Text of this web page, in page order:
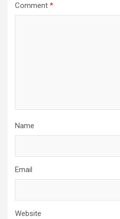
Comment *
Name
Email
Website